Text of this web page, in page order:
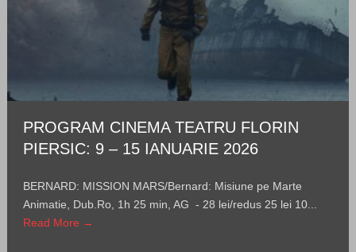
PROGRAM CINEMA TEATRU FLORIN
PIERSIC: 9 – 15 IANUARIE 2026
BERNARD: MISSION MARS/Bernard: Misiune pe Marte
Animatie, Dub.Ro, 1h 25 min, AG - 28 lei/redus 25 lei 10...
Read More →